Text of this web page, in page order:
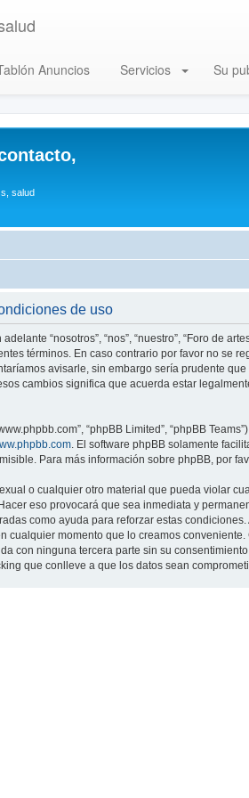
Anuncios Servicios Su
salud
de uso
“nosotros”, “nos”, “nuestro”, “Foro de
términos. En caso contrario por favor no se
avisarle, sin embargo sería prudente
cambios significa que acuerda estar
“phpBB Limited”, “phpBB
. El software phpBB solamente
Para más información sobre phpBB, por
o cualquier otro material que pueda violar
eso provocará que sea inmediata y
como ayuda para reforzar estas
cualquier momento que lo creamos
con ninguna tercera parte sin su
que conlleve a que los datos sean